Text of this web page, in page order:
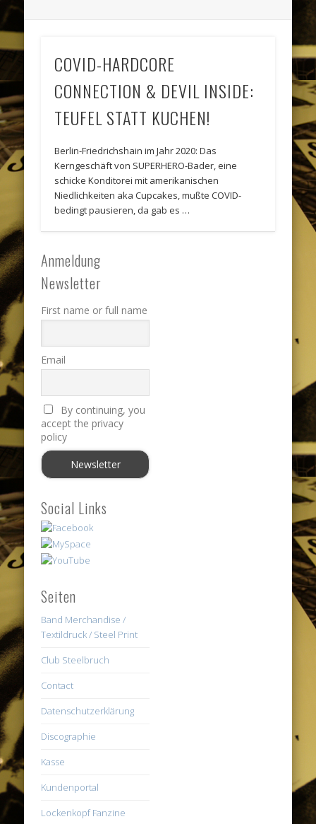
COVID-HARDCORE
CONNECTION & DEVIL INSIDE:
TEUFEL STATT KUCHEN!
Berlin-Friedrichshain im Jahr 2020: Das
Kerngeschäft von SUPERHERO-Bader, eine
schicke Konditorei mit amerikanischen
Niedlichkeiten aka Cupcakes, mußte COVID-
bedingt pausieren, da gab es …
Anmeldung
Newsletter
First name or full name
Email
By continuing, you
accept the privacy
policy
Social Links
Seiten
Band Merchandise /
Textildruck / Steel Print
Club Steelbruch
Contact
Datenschutzerklärung
Discographie
Kasse
Kundenportal
Lockenkopf Fanzine